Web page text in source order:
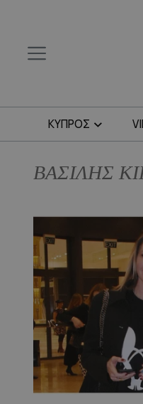
ΚΥΠΡΟΣ
ΒΑΣΙΛΗΣ